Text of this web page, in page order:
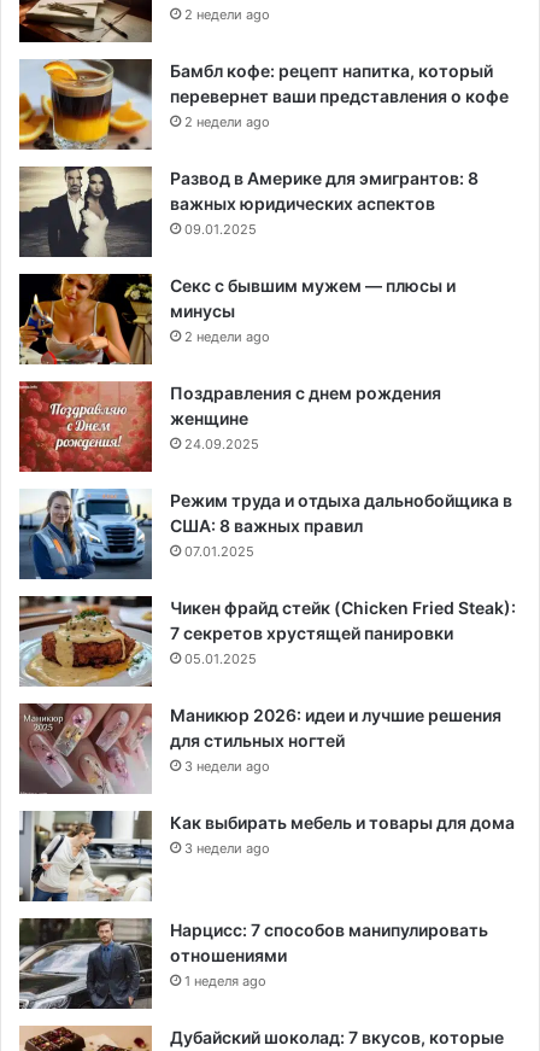
2 недели ago
Бамбл кофе: рецепт напитка, который
перевернет ваши представления о кофе
2 недели ago
Развод в Америке для эмигрантов: 8
важных юридических аспектов
09.01.2025
Секс с бывшим мужем — плюсы и
минусы
2 недели ago
Поздравления с днем рождения
женщине
24.09.2025
Режим труда и отдыха дальнобойщика в
США: 8 важных правил
07.01.2025
Чикен фрайд стейк (Chicken Fried Steak):
7 секретов хрустящей панировки
05.01.2025
Маникюр 2026: идеи и лучшие решения
для стильных ногтей
3 недели ago
Как выбирать мебель и товары для дома
3 недели ago
Нарцисс: 7 способов манипулировать
отношениями
1 неделя ago
Дубайский шоколад: 7 вкусов, которые